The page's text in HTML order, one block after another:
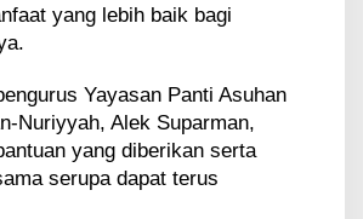
yang lebih baik bagi
Yayasan Panti Asuhan
Nuriyyah, Alek Suparman,
yang diberikan serta
serupa dapat terus